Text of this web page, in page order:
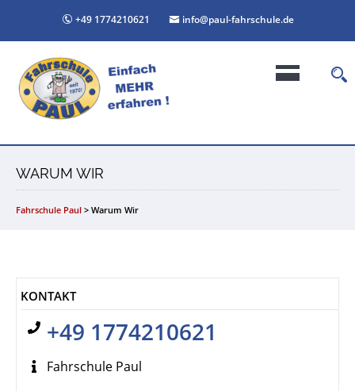
+49 1774210621 info@paul-fahrschule.de
WARUM WIR
Fahrschule Paul > Warum Wir
KONTAKT
+49 1774210621
Fahrschule Paul